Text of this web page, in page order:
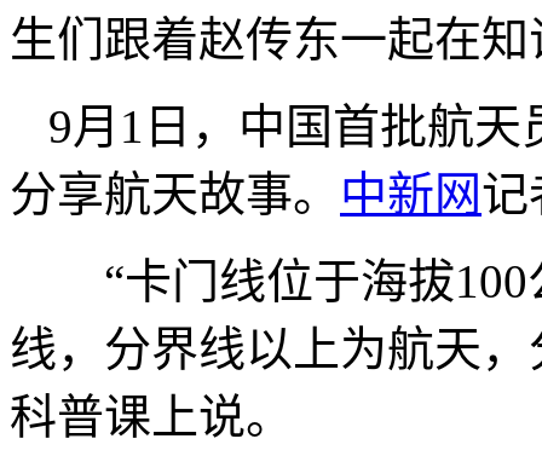
生们跟着赵传东一起在
9月1日，中国首批航
分享航天故事。 中新网记
“卡门线位于海拔100
线，分界线以上为航天
科普课上说。